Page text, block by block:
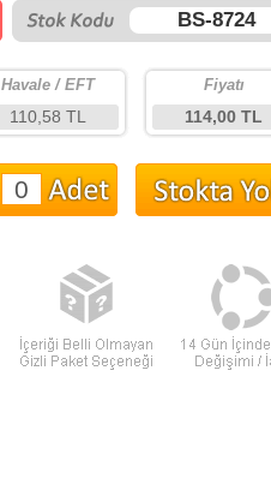
BS-8724
Fiyatı
114,00 TL
Havale / EFT
110,58 TL